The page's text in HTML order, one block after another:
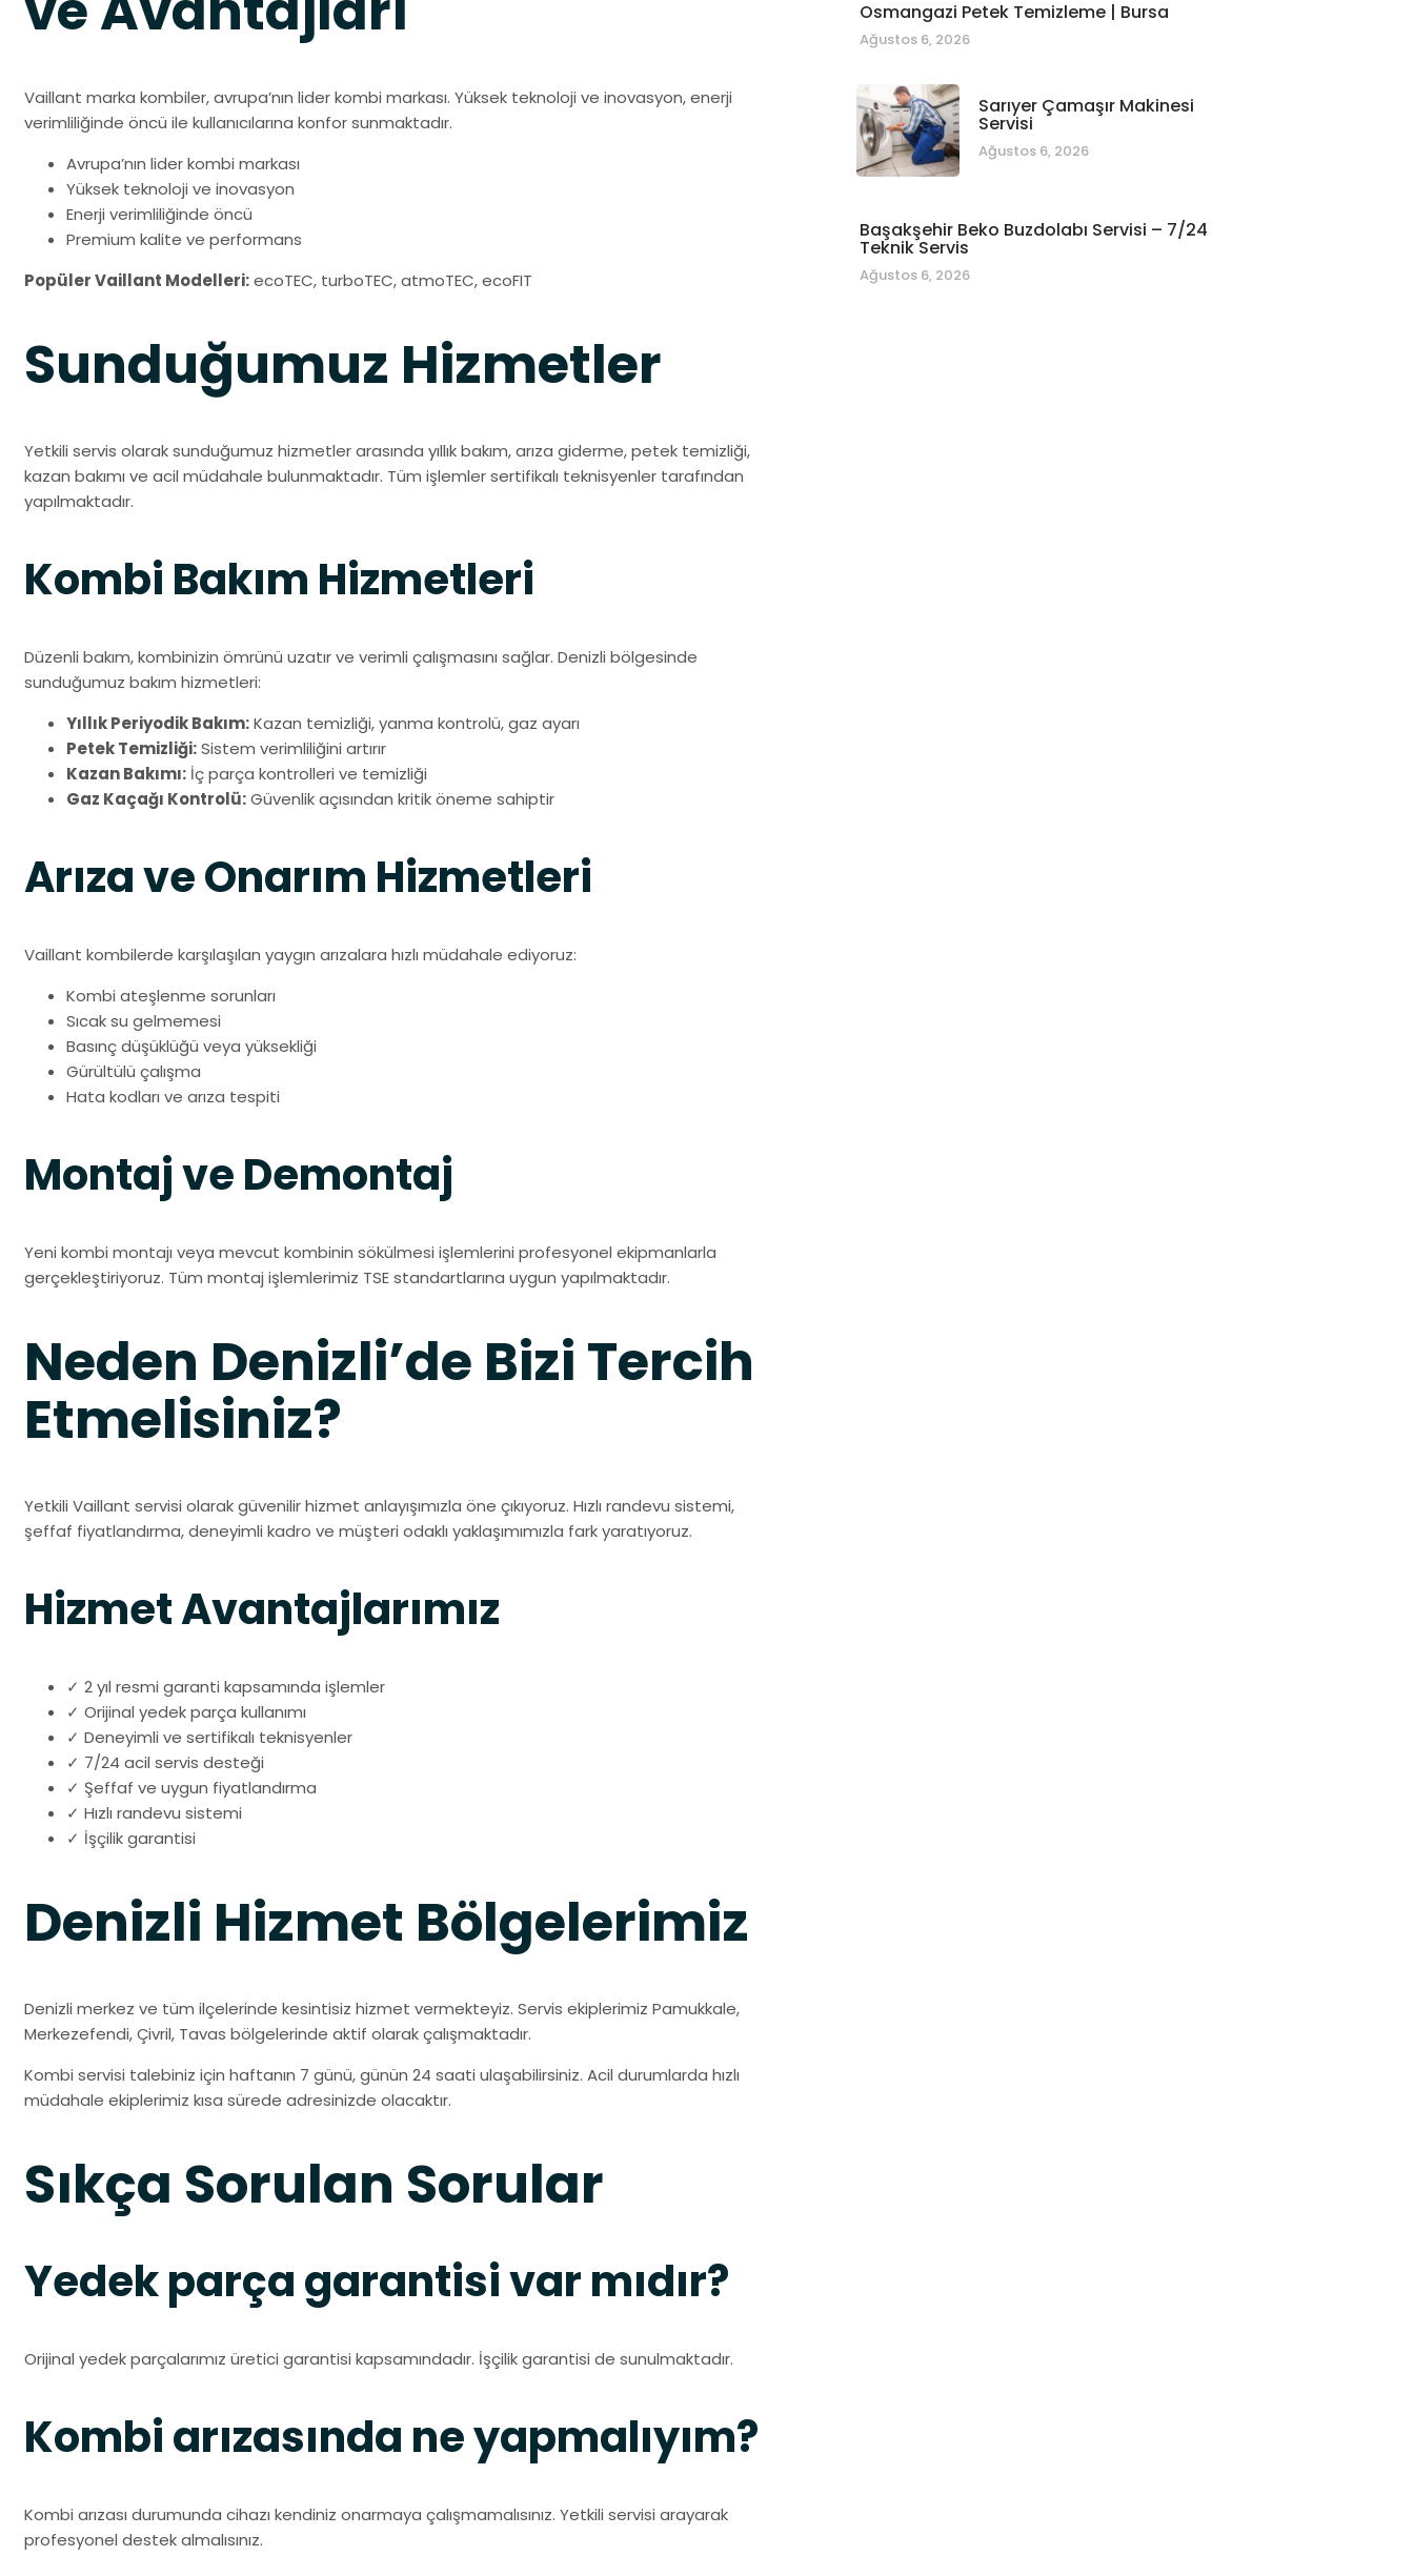
Vaillant marka kombiler, avrupa’nın lider kombi markası. Yüksek teknoloji ve inovasyon, enerji
verimliliğinde öncü ile kullanıcılarına konfor sunmaktadır.
Avrupa’nın lider kombi markası
Yüksek teknoloji ve inovasyon
Enerji verimliliğinde öncü
Premium kalite ve performans
Popüler Vaillant Modelleri:ecoTEC, turboTEC, atmoTEC, ecoFIT
Sunduğumuz Hizmetler
Yetkili servis olarak sunduğumuz hizmetler arasında yıllık bakım, arıza giderme, petek temizliği,
kazan bakımı ve acil müdahale bulunmaktadır. Tüm işlemler sertifikalı teknisyenler tarafından
yapılmaktadır.
Kombi Bakım Hizmetleri
Düzenli bakım, kombinizin ömrünü uzatır ve verimli çalışmasını sağlar. Denizli bölgesinde
sunduğumuz bakım hizmetleri:
Yıllık Periyodik Bakım:Kazan temizliği, yanma kontrolü, gaz ayarı
Petek Temizliği:Sistem verimliliğini artırır
Kazan Bakımı: İç parça kontrolleri ve temizliği
Gaz Kaçağı Kontrolü:Güvenlik açısından kritik öneme sahiptir
Arıza ve Onarım Hizmetleri
Vaillant kombilerde karşılaşılan yaygın arızalara hızlı müdahale ediyoruz:
Kombi ateşlenme sorunları
Sıcak su gelmemesi
Basınç düşüklüğü veya yüksekliği
Gürültülü çalışma
Hata kodları ve arıza tespiti
Montaj ve Demontaj
Yeni kombi montajı veya mevcut kombinin sökülmesi işlemlerini profesyonel ekipmanlarla
gerçekleştiriyoruz. Tüm montaj işlemlerimiz TSE standartlarına uygun yapılmaktadır.
Neden Denizli’de Bizi Tercih
Etmelisiniz?
Yetkili Vaillant servisi olarak güvenilir hizmet anlayışımızla öne çıkıyoruz. Hızlı randevu sistemi,
şeffaf fiyatlandırma, deneyimli kadro ve müşteri odaklı yaklaşımımızla fark yaratıyoruz.
Hizmet Avantajlarımız
✓ 2 yıl resmi garanti kapsamında işlemler
✓ Orijinal yedek parça kullanımı
✓ Deneyimli ve sertifikalı teknisyenler
✓ 7/24 acil servis desteği
✓ Şeffaf ve uygun fiyatlandırma
✓ Hızlı randevu sistemi
✓ İşçilik garantisi
Denizli Hizmet Bölgelerimiz
Denizli merkez ve tüm ilçelerinde kesintisiz hizmet vermekteyiz. Servis ekiplerimiz Pamukkale,
Merkezefendi, Çivril, Tavas bölgelerinde aktif olarak çalışmaktadır.
Kombi servisi talebiniz için haftanın 7 günü, günün 24 saati ulaşabilirsiniz. Acil durumlarda hızlı
müdahale ekiplerimiz kısa sürede adresinizde olacaktır.
Sıkça Sorulan Sorular
Yedek parça garantisi var mıdır?
Orijinal yedek parçalarımız üretici garantisi kapsamındadır. İşçilik garantisi de sunulmaktadır.
Kombi arızasında ne yapmalıyım?
Kombi arızası durumunda cihazı kendiniz onarmaya çalışmamalısınız. Yetkili servisi arayarak
profesyonel destek almalısınız.
Osmangazi Petek Temizleme | Bursa
Ağustos 6, 2026
Sarıyer Çamaşır Makinesi
Servisi
Ağustos 6, 2026
Başakşehir Beko Buzdolabı Servisi – 7/24
Teknik Servis
Ağustos 6, 2026